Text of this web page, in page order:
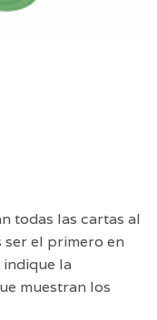
todas las cartas al
ser el primero en
la
muestran los